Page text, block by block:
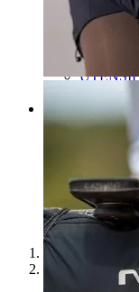
PULIZIA
SALDI add
SALDI
SALDI
SALDI
SALDI
SALDI
SALDI
SALDI
Home
GIACCA
impermeabile